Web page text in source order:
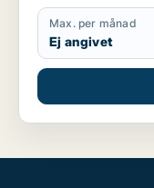
Max. per månad
Ej angivet